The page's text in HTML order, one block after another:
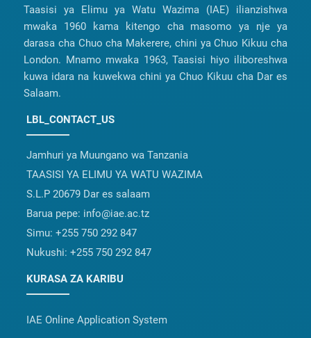
Taasisi ya Elimu ya Watu Wazima (IAE) ilianzishwa
mwaka 1960 kama kitengo cha masomo ya nje ya
darasa cha Chuo cha Makerere, chini ya Chuo Kikuu cha
London. Mnamo mwaka 1963, Taasisi hiyo iliboreshwa
kuwa idara na kuwekwa chini ya Chuo Kikuu cha Dar es
Salaam.
LBL_CONTACT_US
Jamhuri ya Muungano wa Tanzania
TAASISI YA ELIMU YA WATU WAZIMA
S.L.P 20679 Dar es salaam
Barua pepe: info@iae.ac.tz
Simu: +255 750 292 847
Nukushi: +255 750 292 847
KURASA ZA KARIBU
IAE Online Application System